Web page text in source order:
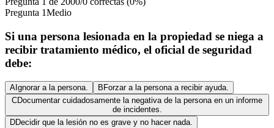
Pregunta 1Medio
Si una persona lesionada en la propiedad se niega a
recibir tratamiento médico, el oficial de seguridad
debe:
A Ignorar a la persona. B Forzar a la persona a recibir ayuda.
CDocumentar cuidadosamente la negativa de la persona en un informe
de incidentes.
DDecidir que la lesión no es grave y no hacer nada.